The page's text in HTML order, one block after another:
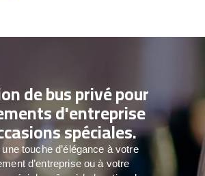
de bus privé pour
d'entreprise
spéciales.
touche d’élégance à votre
d’entreprise ou à votre